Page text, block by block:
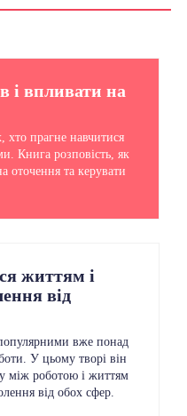
і впливати на
хто прагне навчитися
Книга розповість, як
оточення та керувати
життям і
від
вже понад
У цьому творі він
між роботою і життям
від обох сфер.